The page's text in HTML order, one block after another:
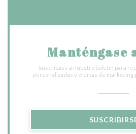
Manténgase
Suscríbase a nuestro boletín para
personalizadas y ofertas de marketing